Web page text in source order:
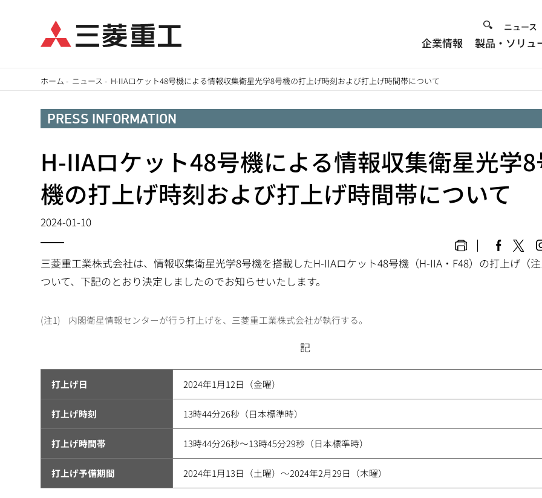
イ
ニュース
企業情報 製品・ソリュ
ホーム - ニュース - H-IIAロケット48号機による情報収集衛星光学8号機の打上げ時刻および打上げ時間帯について
PRESS INFORMATION
H-IIAロケット48号機による情報収集衛星光学8
機の打上げ時刻および打上げ時間帯について
2024-01-10
三菱重工業株式会社は、情報収集衛星光学8号機を搭載したH-IIAロケット48号機（H-IIA・F48）の打上げ（
ついて、下記のとおり決定しましたのでお知らせいたします。
1 内閣衛星情報センターが行う打上げを、三菱重工業株式会社が執行する。
記
打上げ日 2024年1月12日（金曜）
打上げ時刻 13時44分26秒（日本標準時）
打上げ時間帯 13時44分26秒～13時45分29秒（日本標準時）
打上げ予備期間 2024年1月13日（土曜）～2024年2月29日（木曜）